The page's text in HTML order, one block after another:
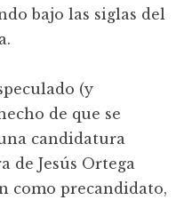
bajo las siglas del
(y
de que se
candidatura
de Jesús Ortega
como precandidato,